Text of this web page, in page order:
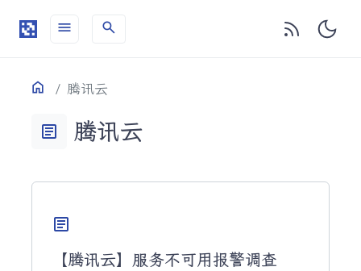
menu search
Home 腾讯云
目录
article 腾讯云
article
【腾讯云】服务不可用报警调查